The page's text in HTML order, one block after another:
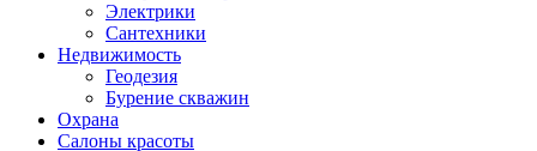
Электрики
Сантехники
Недвижимость
Геодезия
Бурение скважин
Охрана
Салоны красоты